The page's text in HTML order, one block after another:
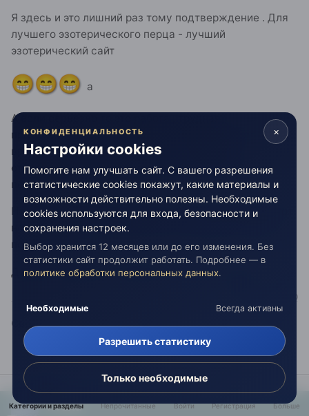
Я здесь и это лишний раз тому подтверждение . Для
лучшего эзотерического перца - лучший
эзотерический сайт
😁😁😁 а
А если серьезно то это работа , трудная
просветительская РАбота .как и везде бывают
времена сложнее или полегче - главное не
отчаиваться и не отпускать руки и побольше
позитива)
На физ плане помочь трудно - расстояния разделяют
но попробовать можно, а вот на тонких всех бесов
поразгоним
Держись Эдуард , я прикрою
3
Свобода и Свет
птаха
Категории и разделы Непрочитанные Войти Регистрация Больше
×
КОНФИДЕНЦИАЛЬНОСТЬ
Настройки cookies
Помогите нам улучшать сайт. С вашего разрешения
статистические cookies покажут, какие материалы и
возможности действительно полезны. Необходимые
cookies используются для входа, безопасности и
сохранения настроек.
Выбор хранится 12 месяцев или до его изменения. Без
статистики сайт продолжит работать. Подробнее — в
политике обработки персональных данных.
Необходимые Всегда активны
Разрешить статистику
Только необходимые